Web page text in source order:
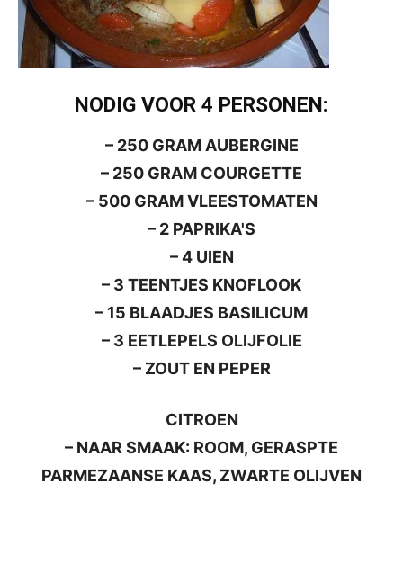
NODIG VOOR 4 PERSONEN:
– 250 GRAM AUBERGINE
– 250 GRAM COURGETTE
– 500 GRAM VLEESTOMATEN
– 2 PAPRIKA'S
– 4 UIEN
– 3 TEENTJES KNOFLOOK
– 15 BLAADJES BASILICUM
– 3 EETLEPELS OLIJFOLIE
– ZOUT EN PEPER
CITROEN
– NAAR SMAAK: ROOM, GERASPTE
PARMEZAANSE KAAS, ZWARTE OLIJVEN